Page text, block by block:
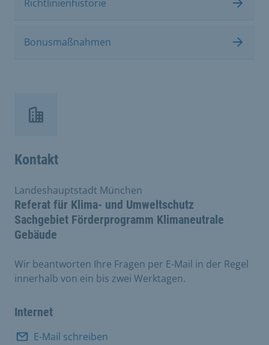
Richtlinienhistorie
Bonusmaßnahmen
Kontakt
Referat für Klima- und Umweltschutz
Sachgebiet Förderprogramm Klimaneutrale
Gebäude
Landeshauptstadt München
Wir beantworten Ihre Fragen per E-Mail in der Regel
innerhalb von ein bis zwei Werktagen.
Internet
E-Mail schreiben